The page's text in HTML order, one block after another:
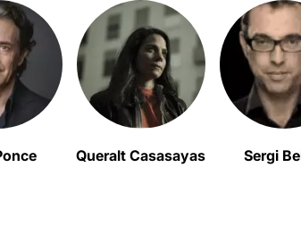
Queralt Casasayas Sergi